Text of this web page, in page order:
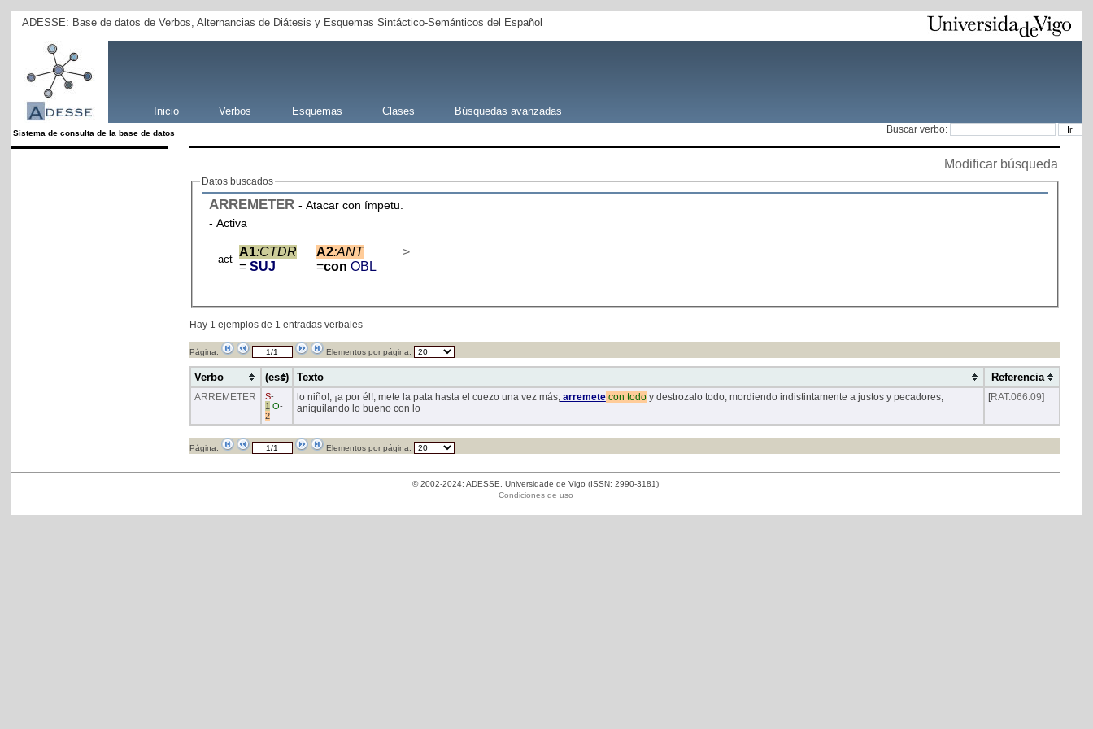
ADESSE: Base de datos de Verbos, Alternancias de Diátesis y Esquemas Sintáctico-Semánticos del Español
Inicio Verbos Esquemas Clases Búsquedas avanzadas
Sistema de consulta de la base de datos Buscar verbo:
Modificar búsqueda
Datos buscados
ARREMETER - Atacar con ímpetu.
- Activa
act
A1:CTDR
= SUJ
A2:ANT
=con OBL
>
Hay 1 ejemplos de 1 entradas verbales
Página: Elementos por página:
Verbo (ess) Texto Referencia
ARREMETER S-
1 O-
2
lo niño!, ¡a por él!, mete la pata hasta el cuezo una vez más,arremetecon todoy destrozalo todo, mordiendo indistintamente a justos y pecadores,
aniquilando lo bueno con lo
[RAT:066.09]
Página: Elementos por página:
© 2002-2024: ADESSE. Universidade de Vigo (ISSN: 2990-3181)
Condiciones de uso